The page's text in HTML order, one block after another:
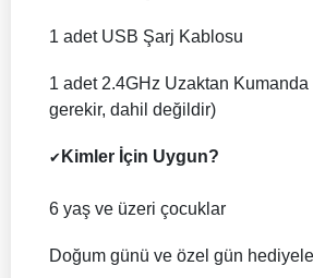
1 adet USB Şarj Kablosu
1 adet 2.4GHz Uzaktan Kumanda
gerekir, dahil değildir)
✔ Kimler İçin Uygun?
6 yaş ve üzeri çocuklar
Doğum günü ve özel gün